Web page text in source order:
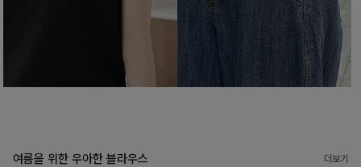
여름을 위한 우아한 블라우스 더보기